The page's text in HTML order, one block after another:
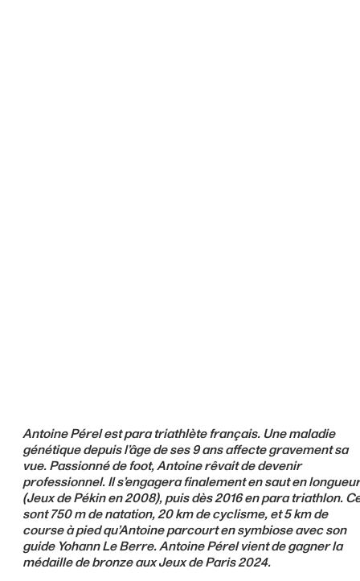
Antoine Pérel est para triathlète français. Une maladie
génétique depuis l’âge de ses 9 ans affecte gravement sa
vue. Passionné de foot, Antoine rêvait de devenir
professionnel. Il s’engagera finalement en saut en longueur
(Jeux de Pékin en 2008), puis dès 2016 en para triathlon.
sont 750 m de natation, 20 km de cyclisme, et 5 km de
course à pied qu’Antoine parcourt en symbiose avec son
guide Yohann Le Berre. Antoine Pérel vient de gagner la
médaille de bronze aux Jeux de Paris 2024.